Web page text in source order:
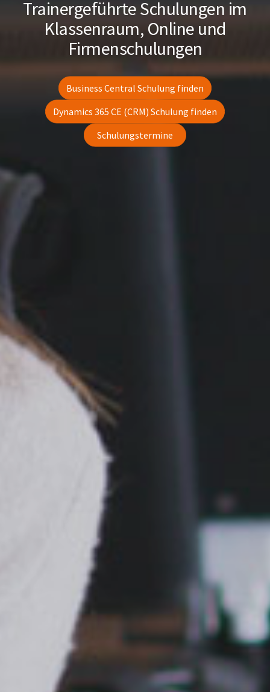
Trainergeführte Schulungen im
Klassenraum, Online und
Firmenschulungen
Business Central Schulung finden
Dynamics 365 CE (CRM) Schulung finden
Schulungstermine